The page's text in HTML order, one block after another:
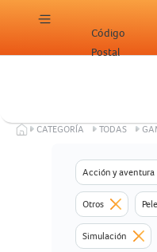
Código
Postal
CATEGORÍA TODAS
Acción y aventura
Otros
Simulación